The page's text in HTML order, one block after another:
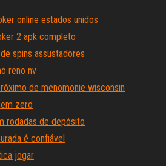
online estados unidos
2 apk completo
spins assustadores
reno nv
de menomonie wisconsin
zero
rodadas de depósito
é confiável
jogar